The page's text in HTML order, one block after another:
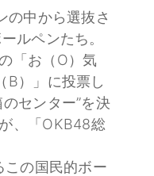
の中から選抜さ
ルペンたち。
「お（O）気
B）」に投票し
センター”を決
、「OKB48総
の国民的ボー